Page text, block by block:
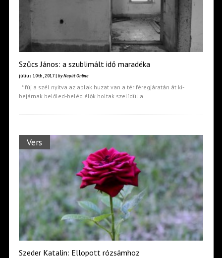
Szűcs János: a szublimált idő maradéka
július 10th, 2017 | by Napút Online
* fúj a szél nyitva az ablak huzat van a tér féregjáratán át ki-
bejárnak belőled-beléd élők holtak szelídül a
Vers
Szeder Katalin: Ellopott rózsámhoz